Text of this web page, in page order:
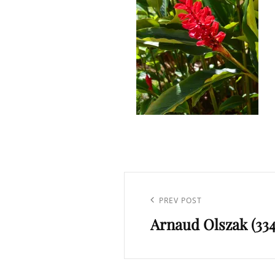
l’article
Previous
Post
PREV POST
Arnaud Olszak